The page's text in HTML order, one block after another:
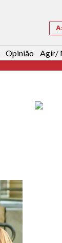
Opinião Agir/